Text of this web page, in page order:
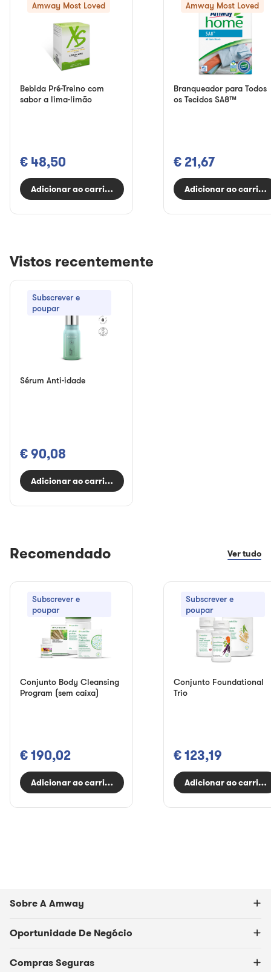
Amway Most Loved
Bebida Pré-Treino com
sabor a lima-limão
€ 48,50
Adicionar ao carrinho
Amway Most Loved
Branqueador para Todos
os Tecidos SA8™
€ 21,67
Adicionar ao
Vistos recentemente
Subscrever e
poupar
Sérum Anti-idade
€ 90,08
Adicionar ao carrinho
Recomendado Ver tudo
Subscrever e
poupar
Conjunto Body Cleansing
Program (sem caixa)
€ 190,02
Adicionar ao carrinho
Subscrever e
poupar
Conjunto Foundational
Trio
€ 123,19
Adicionar ao
Sobre A Amway
Oportunidade De Negócio
Compras Seguras